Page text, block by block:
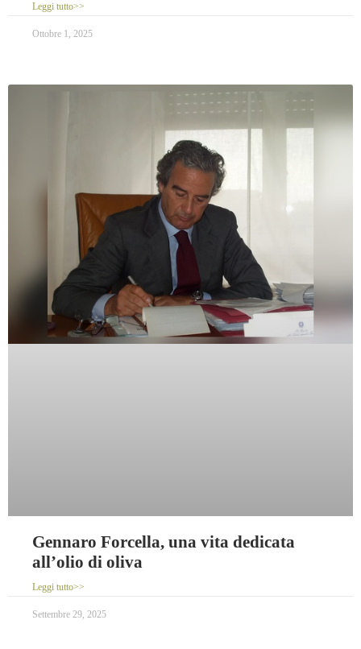
Leggi tutto>>
Ottobre 1, 2025
Gennaro Forcella, una vita dedicata
all’olio di oliva
Leggi tutto>>
Settembre 29, 2025